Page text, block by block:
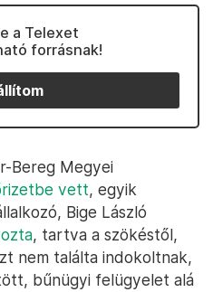
a Telexet
forrásnak!
Bereg Megyei
vett, egyik
Bige László
, tartva a szökéstől,
nem találta indokoltnak,
bűnügyi felügyelet alá